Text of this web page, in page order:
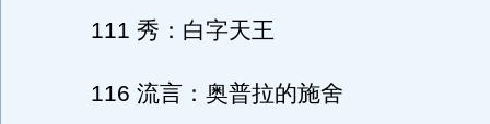
111 秀：白字天王
116 流言：奥普拉的施舍